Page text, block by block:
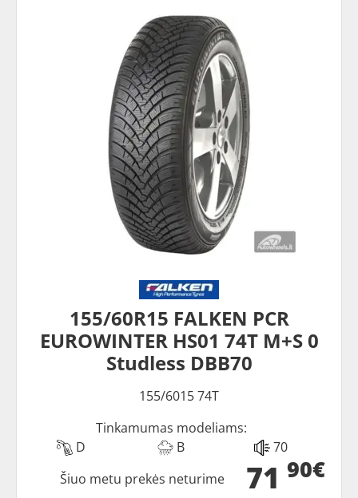
155/60R15 FALKEN PCR
EUROWINTER HS01 74T M+S 0
Studless DBB70
155/6015 74T
Tinkamumas modeliams:
D
B 70
71 90€
Šiuo metu prekės neturime